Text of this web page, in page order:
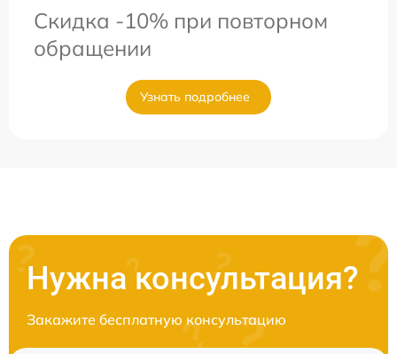
Скидка -10% при повторном
обращении
Узнать подробнее
Нужна консультация?
Закажите бесплатную консультацию